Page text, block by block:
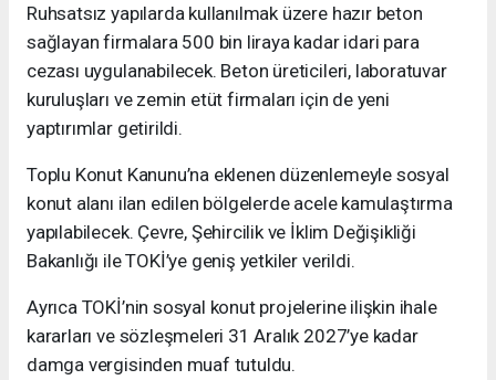
Ruhsatsız yapılarda kullanılmak üzere hazır beton
sağlayan firmalara 500 bin liraya kadar idari para
cezası uygulanabilecek. Beton üreticileri, laboratuvar
kuruluşları ve zemin etüt firmaları için de yeni
yaptırımlar getirildi.
Toplu Konut Kanunu’na eklenen düzenlemeyle sosyal
konut alanı ilan edilen bölgelerde acele kamulaştırma
yapılabilecek. Çevre, Şehircilik ve İklim Değişikliği
Bakanlığı ile TOKİ’ye geniş yetkiler verildi.
Ayrıca TOKİ’nin sosyal konut projelerine ilişkin ihale
kararları ve sözleşmeleri 31 Aralık 2027’ye kadar
damga vergisinden muaf tutuldu.